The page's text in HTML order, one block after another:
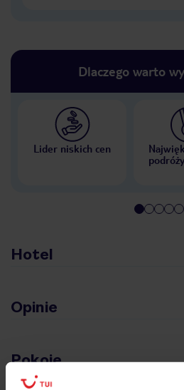
Dlaczego warto
Lider niskich cen
Hotel
Opinie
Pokoje